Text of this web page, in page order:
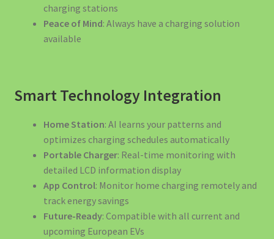
charging stations
Peace of Mind: Always have a charging solution
available
Smart Technology Integration
Home Station: AI learns your patterns and
optimizes charging schedules automatically
Portable Charger: Real-time monitoring with
detailed LCD information display
App Control: Monitor home charging remotely and
track energy savings
Future-Ready: Compatible with all current and
upcoming European EVs